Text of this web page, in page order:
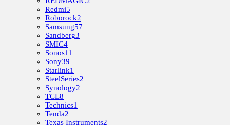
Redmi5
Roborock2
Samsung57
Sandberg3
SMIC4
Sonos11
Sony39
Starlink1
SteelSeries2
Synology2
TCL8
Technics1
Tenda2
Texas Instruments2